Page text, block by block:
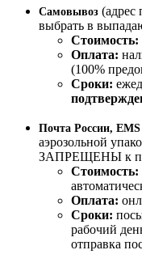
Самовывоз (адрес
выбрать в
Стоимость:
Оплата:
(100%
Сроки:
Почта России,
аэрозольной
ЗАПРЕЩЕНЫ к
Стоимость:
Оплата:
Сроки:
рабочий
отправка